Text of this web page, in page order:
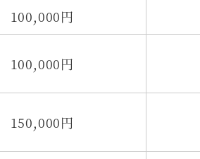
100,000円
100,000円
150,000円